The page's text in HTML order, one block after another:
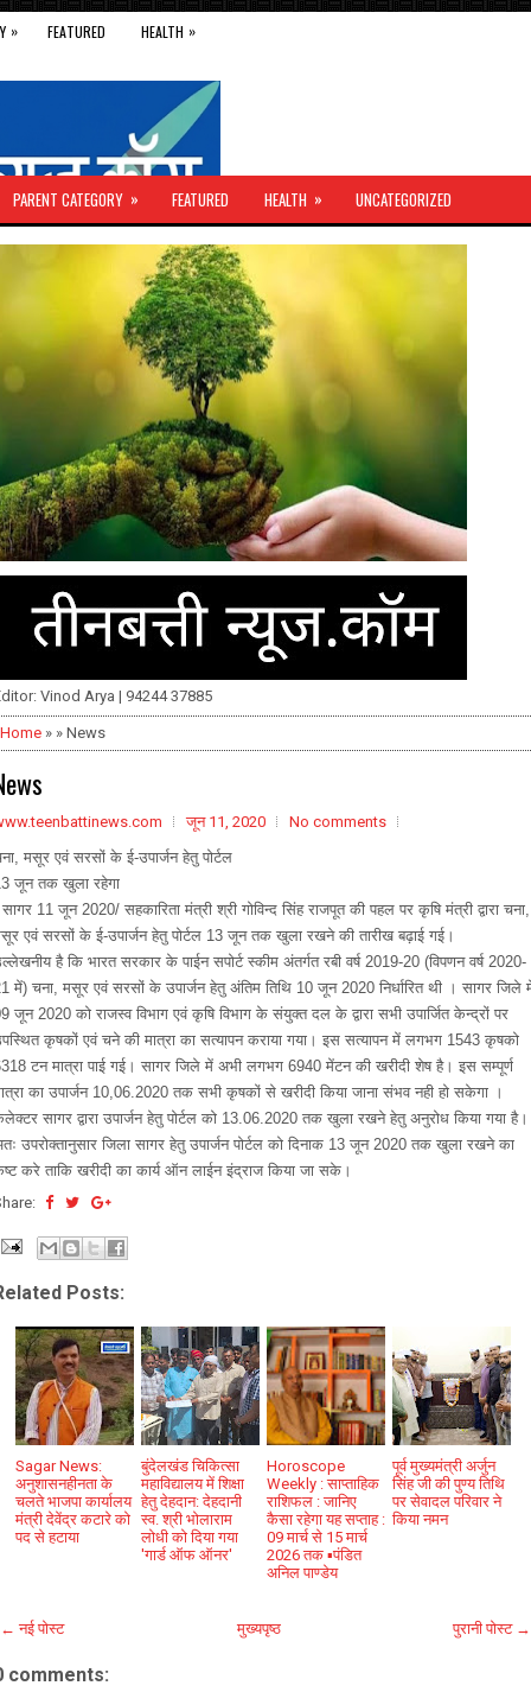
» FEATURED HEALTH »
PARENT CATEGORY » FEATURED HEALTH » UNCATEGORIZED
Vinod Arya | 94244 37885
Home » » News
जून 11, 2020
No comments
मसूर एवं सरसों के ई-उपार्जन हेतु पोर्टल
जून तक खुला रहेगा
11 जून 2020/ सहकारिता मंत्री श्री गोविन्द सिंह राजपूत की पहल पर कृषि मंत्री द्वारा चना,
एवं सरसों के ई-उपार्जन हेतु पोर्टल 13 जून तक खुला रखने की तारीख बढ़ाई गई।
है कि भारत सरकार के पाईन सपोर्ट स्कीम अंतर्गत रबी वर्ष 2019-20 (विपणन वर्ष 2020-
में) चना, मसूर एवं सरसों के उपार्जन हेतु अंतिम तिथि 10 जून 2020 निर्धारित थी । सागर जिले
जून 2020 को राजस्व विभाग एवं कृषि विभाग के संयुक्त दल के द्वारा सभी उपार्जित केन्द्रों पर
कृषकों एवं चने की मात्रा का सत्यापन कराया गया। इस सत्यापन में लगभग 1543 कृषको
टन मात्रा पाई गई। सागर जिले में अभी लगभग 6940 मेंटन की खरीदी शेष है। इस सम्पूर्ण
का उपार्जन 10,06.2020 तक सभी कृषकों से खरीदी किया जाना संभव नही हो सकेगा ।
सागर द्वारा उपार्जन हेतु पोर्टल को 13.06.2020 तक खुला रखने हेतु अनुरोध किया गया है।
उपरोक्तानुसार जिला सागर हेतु उपार्जन पोर्टल को दिनाक 13 जून 2020 तक खुला रखने का
करे ताकि खरीदी का कार्य ऑन लाईन इंद्राज किया जा सके।
Posts:
Sagar News:
अनुशासनहीनता के
चलते भाजपा कार्यालय
मंत्री देवेंद्र कटारे को
पद से हटाया
बुंदेलखंड चिकित्सा
महाविद्यालय में शिक्षा
हेतु देहदान: देहदानी
स्व. श्री भोलाराम
लोधी को दिया गया
'गार्ड ऑफ ऑनर'
Horoscope
Weekly : साप्ताहिक
राशिफल : जानिए
कैसा रहेगा यह सप्ताह :
09 मार्च से 15 मार्च
2026 तक ▪️पंडित
अनिल पाण्डेय
पूर्व मुख्यमंत्री अर्जुन
सिंह जी की पुण्य तिथि
पर सेवादल परिवार ने
किया नमन
← नई पोस्ट पुरानी पोस्ट →
मुख्यपृष्ठ
comments: